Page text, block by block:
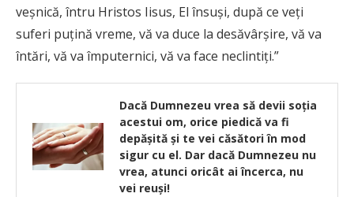
veşnică, întru Hristos Iisus, El însuşi, după ce veţi
suferi puţină vreme, vă va duce la desăvârşire, vă va
întări, vă va împuternici, vă va face neclintiţi.”
Dacă Dumnezeu vrea să devii soţia
acestui om, orice piedică va fi
depăşită şi te vei căsători în mod
sigur cu el. Dar dacă Dumnezeu nu
vrea, atunci oricât ai încerca, nu
vei reuşi!